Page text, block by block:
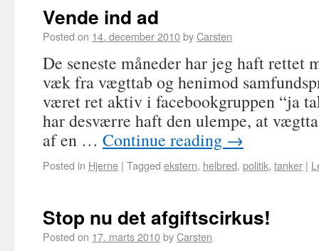
Vende ind ad
Posted on 14. december 2010byCarsten
De seneste måneder har jeg haft rettet
væk fra vægttab og henimod
været ret aktiv i facebookgruppen “ja
har desværre haft den ulempe, at
af en … Continue reading →
Posted in Hjerne | Tagged ekstern, helbred, politik, tanker |
Stop nu det afgiftscirkus!
Posted on 17. marts 2010byCarsten